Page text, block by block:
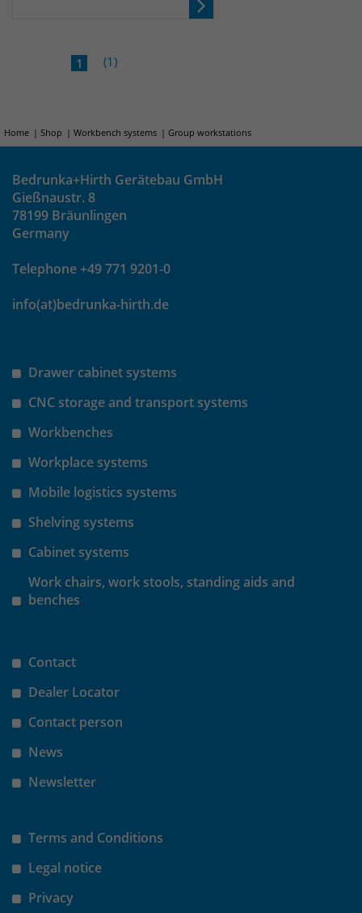
1 (1)
Home Shop Workbench systems Group workstations
Bedrunka+Hirth Gerätebau GmbH
Gießnaustr. 8
78199 Bräunlingen
Germany
Telephone +49 771 9201-0
info(at)bedrunka-hirth.de
Drawer cabinet systems
CNC storage and transport systems
Workbenches
Workplace systems
Mobile logistics systems
Shelving systems
Cabinet systems
Work chairs, work stools, standing aids and
benches
Contact
Dealer Locator
Contact person
News
Newsletter
Terms and Conditions
Legal notice
Privacy